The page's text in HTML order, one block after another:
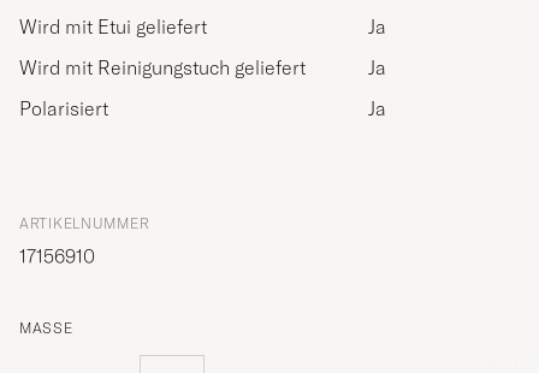
Wird mit Etui geliefert
Ja
Wird mit Reinigungstuch geliefert
Ja
Polarisiert
Ja
ARTIKELNUMMER
17156910
MASSE